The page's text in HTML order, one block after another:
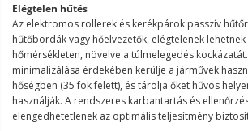
Elégtelen hűtés
Az elektromos rollerek és kerékpárok passzív
hűtőbordák vagy hőelvezetők, elégtelenek
hőmérsékleten, növelve a túlmelegedés
minimalizálása érdekében kerülje a járművek
hőségben (35 fok felett), és tárolja őket hűvös
használják. A rendszeres karbantartás és
elengedhetetlenek az optimális teljesítmény